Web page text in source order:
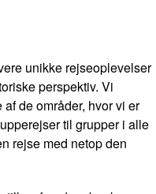
unikke rejseoplevelser
perspektiv. Vi
de områder, hvor vi er
til grupper i alle
rejse med netop den